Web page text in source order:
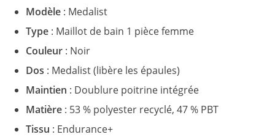
Modèle : Medalist
Type : Maillot de bain 1 pièce femme
Couleur : Noir
Dos : Medalist (libère les épaules)
Maintien : Doublure poitrine intégrée
Matière : 53 % polyester recyclé, 47 % PBT
Tissu : Endurance+